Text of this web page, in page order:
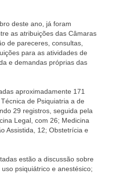
deste ano, já foram
as atribuições das Câmaras
de pareceres, consultas,
para as atividades de
e demandas próprias das
aproximadamente 171
de Psiquiatria a de
29 registros, seguida pela
Legal, com 26; Medicina
Assistida, 12; Obstetrícia e
estão a discussão sobre
psiquiátrico e anestésico;